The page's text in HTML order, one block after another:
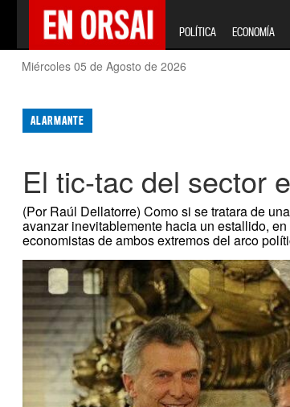
POLÍTICA ECONOMÍA
Miércoles 05 de Agosto de 2026
ALARMANTE
El tic-tac del sector
(Por Raúl Dellatorre) Como si se tratara de
avanzar inevitablemente hacia un estallido,
economistas de ambos extremos del arco